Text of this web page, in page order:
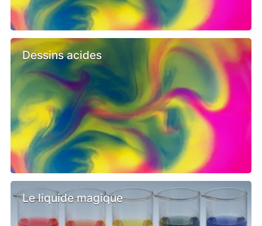
Dessins acides
Le liquide magique